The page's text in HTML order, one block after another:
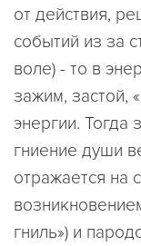
от действия,
событий из за
воле) - то в
зажим, застой,
энергии.
гниение души
отражается на
гниль») и